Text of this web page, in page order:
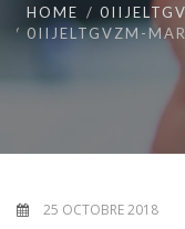
HOME
0IIJELTGVZM-
25 OCTOBRE 2018